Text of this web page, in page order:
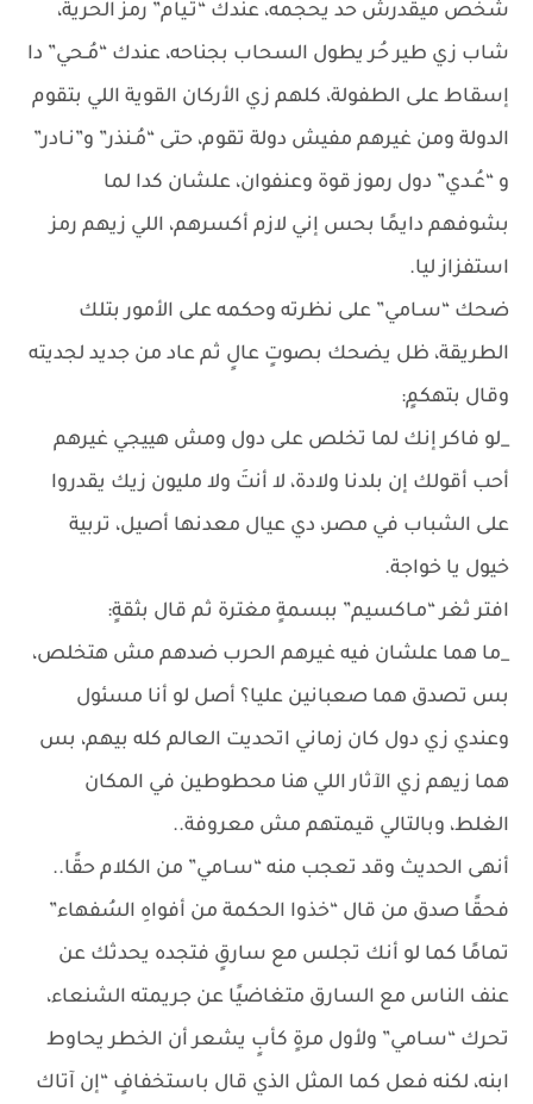
شخص ميقدرش حد يحجمه، عندك “تَـيام” رمز الحرية،
شاب زي طير حُر يطول السحاب بجناحه، عندك “مُـحي” دا
إسقاط على الطفولة، كلهم زي الأركان القوية اللي بتقوم
الدولة ومن غيرهم مفيش دولة تقوم، حتى “مُـنذر” و”نـادر”
و “عُـدي” دول رموز قوة وعنفوان، علشان كدا لما
بشوفهم دايمًا بحس إني لازم أكسرهم، اللي زيهم رمز
استفزاز ليا.
ضحك “سـامي” على نظرته وحكمه على الأمور بتلك
الطريقة، ظل يضحك بصوتٍ عالٍ ثم عاد من جديد لجديته
وقال بتهكمٍ:
_لو فاكر إنك لما تخلص على دول ومش هييجي غيرهم
أحب أقولك إن بلدنا ولادة، لا أنتَ ولا مليون زيك يقدروا
على الشباب في مصر، دي عيال معدنها أصيل، تربية
خيول يا خواجة.
افتر ثغر “مـاكسيم” ببسمةٍ مغترة ثم قال بثقةٍ:
_ما هما علشان فيه غيرهم الحرب ضدهم مش هتخلص،
بس تصدق هما صعبانين عليا؟ أصل لو أنا مسئول
وعندي زي دول كان زماني اتحديت العالم كله بيهم، بس
هما زيهم زي الآثار اللي هنا محطوطين في المكان
الغلط، وبالتالي قيمتهم مش معروفة..
أنهى الحديث وقد تعجب منه “سـامي” من الكلام حقًا..
فحقًا صدق من قال “خذوا الحكمة من أفواهِ السُفهاء”
تمامًا كما لو أنك تجلس مع سارقٍ فتجده يحدثك عن
عنف الناس مع السارق متغاضيًا عن جريمته الشنعاء،
تحرك “سـامي” ولأول مرةٍ كأبٍ يشعر أن الخطر يحاوط
ابنه، لكنه فعل كما المثل الذي قال باستخفافٍ “إن آتاك